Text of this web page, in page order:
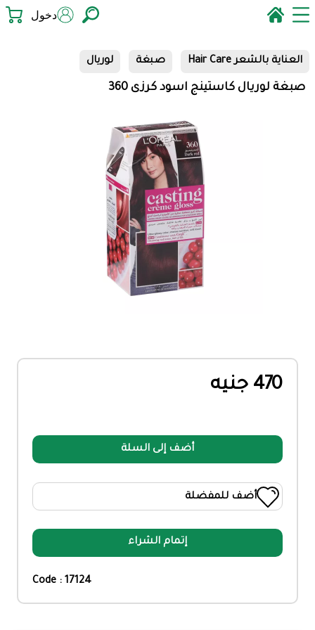
دخول
العناية بالشعر Hair Care صبغة لوريال
صبغة لوريال كاستينج اسود كرزى 360
470 جنيه
أضف إلى السلة
أضف للمفضلة
إتمام الشراء
Code : 17124